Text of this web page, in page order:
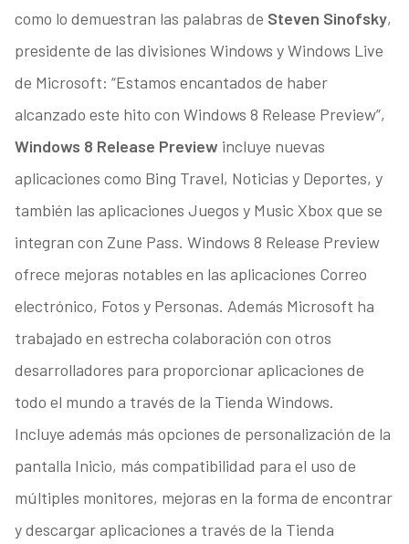
como lo demuestran las palabras de Steven Sinofsky,
presidente de las divisiones Windows y Windows Live
de Microsoft: “Estamos encantados de haber
alcanzado este hito con Windows 8 Release Preview”,
Windows 8 Release Preview incluye nuevas
aplicaciones como Bing Travel, Noticias y Deportes, y
también las aplicaciones Juegos y Music Xbox que se
integran con Zune Pass. Windows 8 Release Preview
ofrece mejoras notables en las aplicaciones Correo
electrónico, Fotos y Personas. Además Microsoft ha
trabajado en estrecha colaboración con otros
desarrolladores para proporcionar aplicaciones de
todo el mundo a través de la Tienda Windows.
Incluye además más opciones de personalización de la
pantalla Inicio, más compatibilidad para el uso de
múltiples monitores, mejoras en la forma de encontrar
y descargar aplicaciones a través de la Tienda